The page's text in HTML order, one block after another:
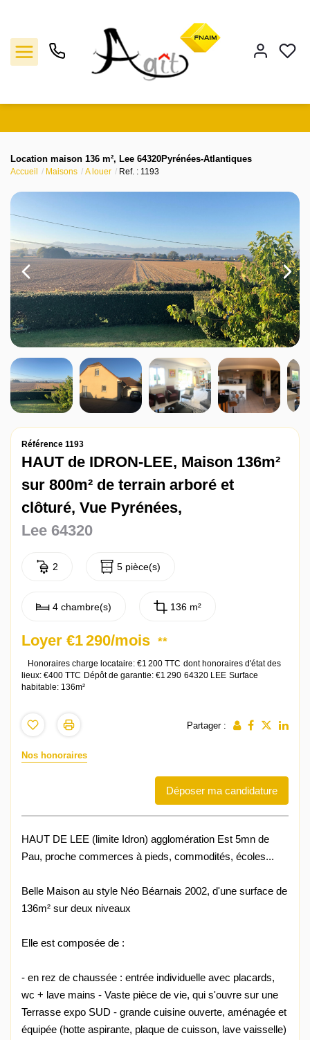
Location
Gestion
Notre agence
Estimation
Contact
Location maison 136 m², Lee 64320Pyrénées-Atlantiques
Accueil Maisons A louer Ref. : 1193
Référence 1193
HAUT de IDRON-LEE, Maison 136m²
sur 800m² de terrain arboré et
clôturé, Vue Pyrénées,
Lee 64320
2 5 pièce(s)
4 chambre(s) 136 m²
Loyer €1 290/mois **
Honoraires charge locataire: €1 200 TTC dont honoraires d'état des
lieux: €400 TTC Dépôt de garantie: €1 290 64320 LEE Surface
habitable: 136m²
Partager :
Nos honoraires
Déposer ma candidature
HAUT DE LEE (limite Idron) agglomération Est 5mn de
Pau, proche commerces à pieds, commodités, écoles...
Belle Maison au style Néo Béarnais 2002, d'une surface de
136m² sur deux niveaux
Elle est composée de :
- en rez de chaussée : entrée individuelle avec placards,
wc + lave mains - Vaste pièce de vie, qui s'ouvre sur une
Terrasse expo SUD - grande cuisine ouverte, aménagée et
équipée (hotte aspirante, plaque de cuisson, lave vaisselle)